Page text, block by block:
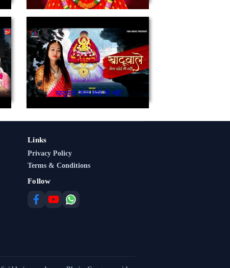
खाटूवाले जैसा कोई भी नहीं
Links
Privacy Policy
Terms & Conditions
Follow